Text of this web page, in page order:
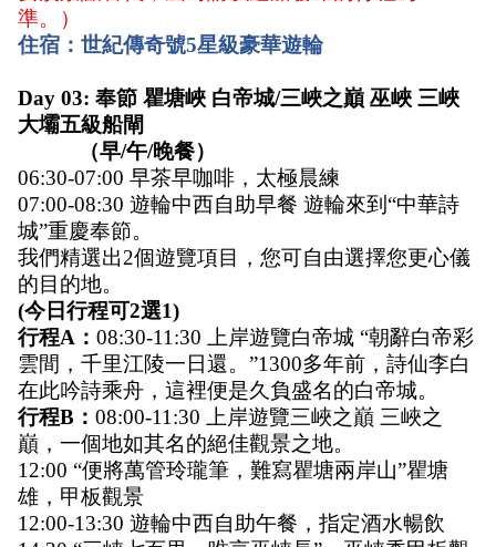
準。）
住宿：世紀傳奇號5星級豪華遊輪
Day 03: 奉節 瞿塘峽 白帝城/三峽之巔 巫峽 三峽
大壩五級船閘
（早/午/晚餐）
06:30-07:00 早茶早咖啡，太極晨練
07:00-08:30 遊輪中西自助早餐 遊輪來到“中華詩
城”重慶奉節。
我們精選出2個遊覽項目，您可自由選擇您更心儀
的目的地。
(今日行程可2選1)
行程A： 08:30-11:30 上岸遊覽白帝城 “朝辭白帝彩
雲間，千里江陵一日還。”1300多年前，詩仙李白
在此吟詩乘舟，這裡便是久負盛名的白帝城。
行程B： 08:00-11:30 上岸遊覽三峽之巔 三峽之
巔，一個地如其名的絕佳觀景之地。
12:00 “便將萬管玲瓏筆，難寫瞿塘兩岸山”瞿塘
雄，甲板觀景
12:00-13:30 遊輪中西自助午餐，指定酒水暢飲